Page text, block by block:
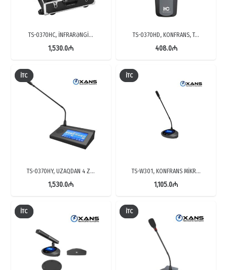
TS-0370HC, İNFRARƏNGİ…
1,530.0₼
TS-0370HD, KONFRANS, T…
408.0₼
İTC
TS-0370HY, UZAQDAN 4 Z…
1,530.0₼
İTC
TS-W301, KONFRANS MİKR…
1,105.0₼
İTC İTC